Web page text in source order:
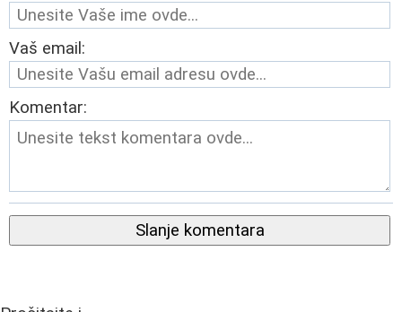
Vaš email:
Komentar:
Slanje komentara